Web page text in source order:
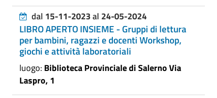
dal 15-11-2023al 24-05-2024
LIBRO APERTO INSIEME - Gruppi di lettura
per bambini, ragazzi e docenti Workshop,
giochi e attività laboratoriali
luogo: Biblioteca Provinciale di Salerno Via
Laspro, 1